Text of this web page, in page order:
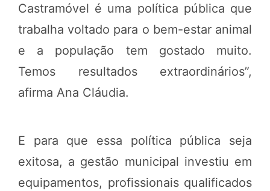
Castramóvel é uma política pública que
trabalha voltado para o bem-estar animal
e a população tem gostado muito.
Temos resultados extraordinários”,
afirma Ana Cláudia.
E para que essa política pública seja
exitosa, a gestão municipal investiu em
equipamentos, profissionais qualificados